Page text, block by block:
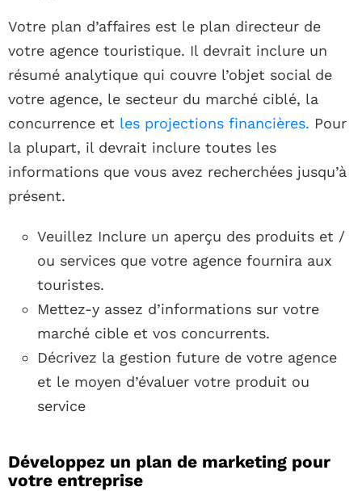
Votre plan d’affaires est le plan directeur de
votre agence touristique. Il devrait inclure un
résumé analytique qui couvre l’objet social de
votre agence, le secteur du marché ciblé, la
concurrence et les projections financières. Pour
la plupart, il devrait inclure toutes les
informations que vous avez recherchées jusqu’à
présent.
Veuillez Inclure un aperçu des produits et /
ou services que votre agence fournira aux
touristes.
Mettez-y assez d’informations sur votre
marché cible et vos concurrents.
Décrivez la gestion future de votre agence
et le moyen d’évaluer votre produit ou
service
Développez un plan de marketing pour
votre entreprise